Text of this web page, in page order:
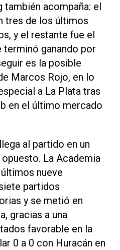
acompaña: el
tres de los últimos
y el restante fue el
terminó ganando por
es la posible
Marcos Rojo, en lo
a La Plata tras
en el último mercado
al partido en un
La Academia
nueve
partidos
y se metió en
gracias a una
favorable en la
0 a 0 con Huracán en